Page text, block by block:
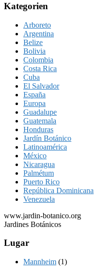
Kategorien
Arboreto
Argentina
Belize
Bolivia
Colombia
Costa Rica
Cuba
El Salvador
España
Europa
Guadalupe
Guatemala
Honduras
Jardín Botánico
Latinoamérica
México
Nicaragua
Palmétum
Puerto Rico
República Dominicana
Venezuela
www.jardin-botanico.org
Jardines Botánicos
Lugar
Mannheim (1)